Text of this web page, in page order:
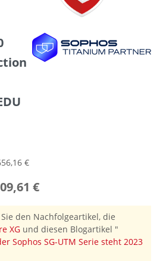
€
€
den Nachfolgeartikel, die
XG und diesen Blogartikel "
Sophos SG-UTM Serie steht 2023